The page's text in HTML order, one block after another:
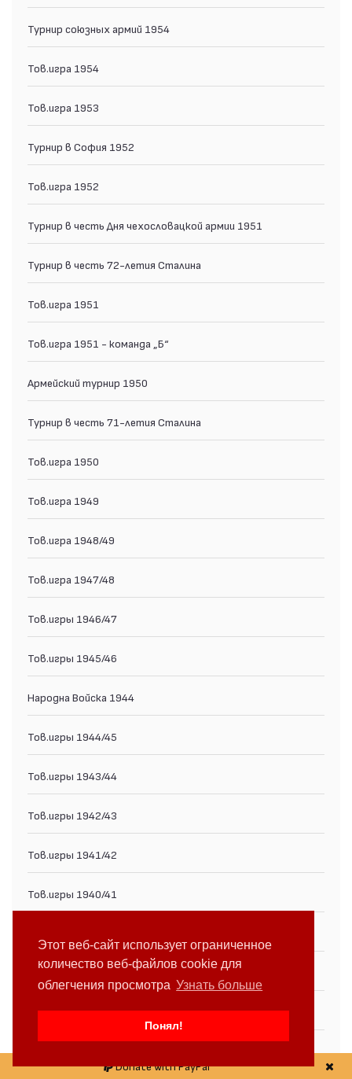
Этот веб-сайт использует ограниченное
количество веб-файлов cookie для
облегчения просмотра Узнать больше
Понял!
Турнир союзных армий 1954
Тов.игра 1954
Тов.игра 1953
Турнир в София 1952
Тов.игра 1952
Турнир в честь Дня чехословацкой армии 1951
Турнир в честь 72-летия Сталина
Тов.игра 1951
Тов.игра 1951 - команда „Б“
Армейский турнир 1950
Турнир в честь 71-летия Сталина
Тов.игра 1950
Тов.игра 1949
Тов.игра 1948/49
Тов.игра 1947/48
Тов.игры 1946/47
Тов.игры 1945/46
Народна Войска 1944
Тов.игры 1944/45
Тов.игры 1943/44
Тов.игры 1942/43
Тов.игры 1941/42
Тов.игры 1940/41
Тов.игры 1938/39
Тов.игры 1937/38
Donate with PayPal